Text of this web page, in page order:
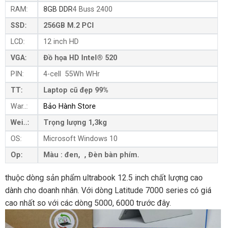
RAM:
8GB DDR4 Buss 2400
SSD:
256GB M.2 PCI
LCD:
12 inch HD
VGA:
Đồ họa HD Intel® 520
PIN:
4-cell 55Wh WHr
TT:
Laptop cũ đẹp 99%
War..:
Bảo Hành Store
Wei..:
Trọng lượng 1,3kg
OS:
Microsoft Windows 10
Op:
Màu : đen, , Đèn bàn phím.
thuộc dòng sản phẩm ultrabook 12.5 inch chất lượng cao
dành cho doanh nhân. Với dòng Latitude 7000 series có giá
cao nhất so với các dòng 5000, 6000 trước đây.